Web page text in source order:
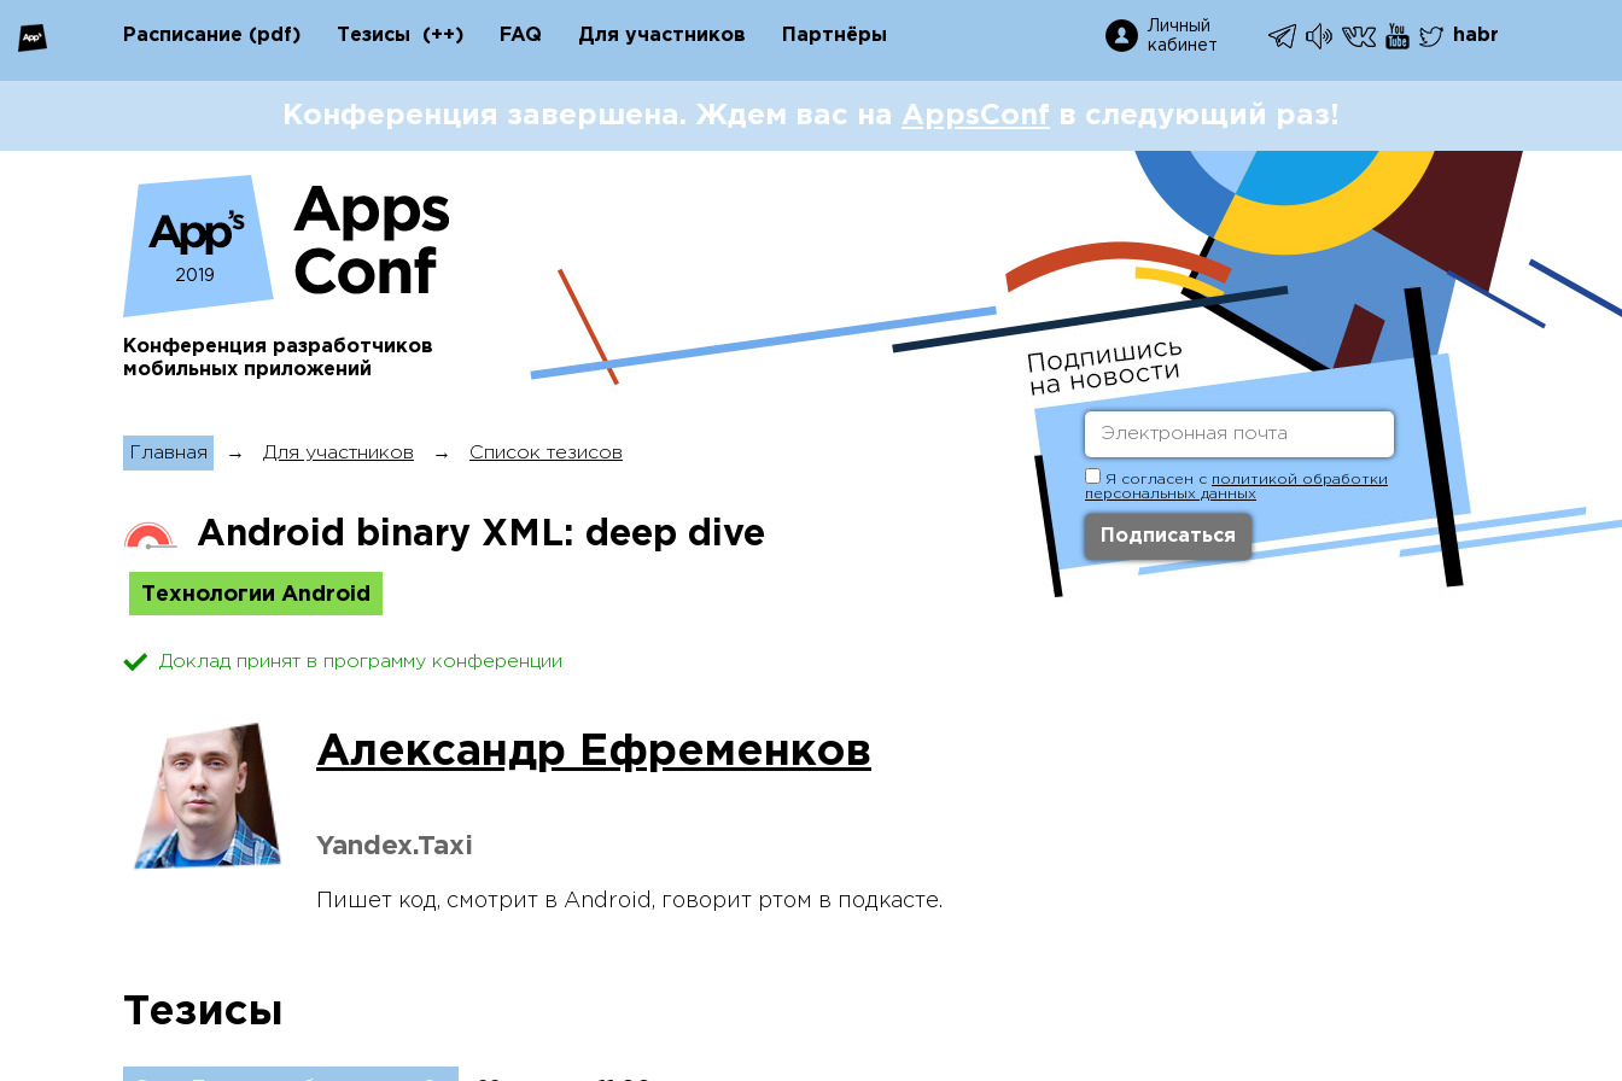
Личный
кабинет
habr
Расписание (pdf) Тезисы (++) FAQ Для участников Партнёры
Конференция завершена. Ждем вас на AppsConf в следующий раз!
2019
Конференция разработчиков
мобильных приложений
Главная → Для участников → Список тезисов
Android binary XML: deep dive
Технологии Android
Доклад принят в программу конференции
Александр Ефременков
Yandex.Taxi
Пишет код, смотрит в Android, говорит ртом в подкасте.
Тезисы
Я согласен с политикой обработки
персональных данных